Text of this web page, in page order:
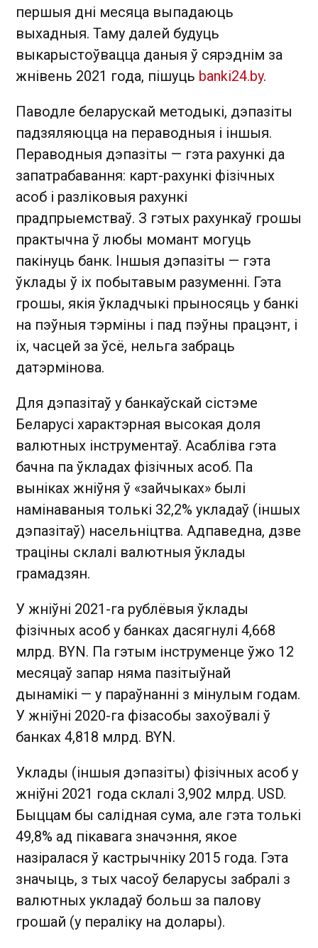
першыя дні месяца выпадаюць
выхадныя. Таму далей будуць
выкарыстоўвацца даныя ў сярэднім за
жнівень 2021 года, пішуць banki24.by.
Паводле беларускай методыкі, дэпазіты
падзяляюцца на пераводныя і іншыя.
Пераводныя дэпазіты — гэта рахункі да
запатрабавання: карт-рахункі фізічных
асоб і разліковыя рахункі
прадпрыемстваў. З гэтых рахункаў грошы
практычна ў любы момант могуць
пакінуць банк. Іншыя дэпазіты — гэта
ўклады ў іх побытавым разуменні. Гэта
грошы, якія ўкладчыкі прыносяць у банкі
на пэўныя тэрміны і пад пэўны працэнт, і
іх, часцей за ўсё, нельга забраць
датэрмінова.
Для дэпазітаў у банкаўскай сістэме
Беларусі характэрная высокая доля
валютных інструментаў. Асабліва гэта
бачна па ўкладах фізічных асоб. Па
выніках жніўня ў «зайчыках» былі
намінаваныя толькі 32,2% укладаў (іншых
дэпазітаў) насельніцтва. Адпаведна, дзве
траціны склалі валютныя ўклады
грамадзян.
У жніўні 2021-га рублёвыя ўклады
фізічных асоб у банках дасягнулі 4,668
млрд. BYN. Па гэтым інструменце ўжо 12
месяцаў запар няма пазітыўнай
дынамікі — у параўнанні з мінулым годам.
У жніўні 2020-га фізасобы захоўвалі ў
банках 4,818 млрд. BYN.
Уклады (іншыя дэпазіты) фізічных асоб у
жніўні 2021 года склалі 3,902 млрд. USD.
Быццам бы салідная сума, але гэта толькі
49,8% ад пікавага значэння, якое
назіралася ў кастрычніку 2015 года. Гэта
значыць, з тых часоў беларусы забралі з
валютных укладаў больш за палову
грошай (у пераліку на долары).